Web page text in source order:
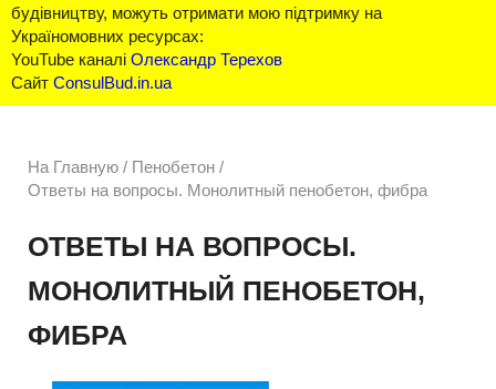
будівництву, можуть отримати мою підтримку на
Україномовних ресурсах:
YouTube каналі Олександр Терехов
Сайт ConsulBud.in.ua
На Главную / Пенобетон /
Ответы на вопросы. Монолитный пенобетон, фибра
ОТВЕТЫ НА ВОПРОСЫ.
МОНОЛИТНЫЙ ПЕНОБЕТОН,
ФИБРА